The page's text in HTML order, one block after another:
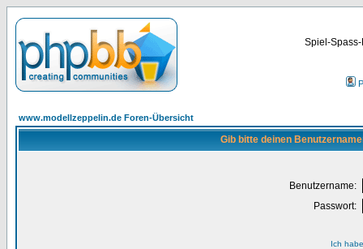
Spiel-
www.modellzeppelin.de Foren-Übersicht
Gib bitte deinen
Benutzername:
Passwort:
Ich